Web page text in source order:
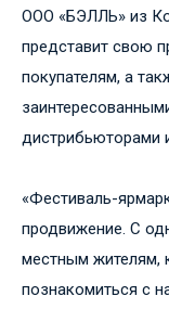
ООО «БЭЛЛЬ» из
представит свою
покупателям, а
дистрибьюторами
«Фестиваль-
продвижение. С
местным жителям,
познакомиться с